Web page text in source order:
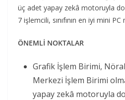
üç adet yapay zekâ motoruyla
7 işlemcili, sınıfının en iyi mini
ÖNEMLİ NOKTALAR
Grafik İşlem Birimi,
Merkezi İşlem Birimi
yapay zekâ motoruyla